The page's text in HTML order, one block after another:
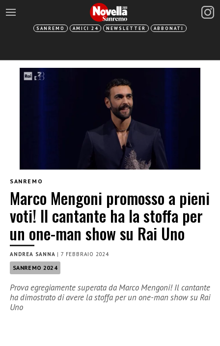
SANREMO AMICI 24 NEWSLETTER ABBONATI
SANREMO
Marco Mengoni promosso a pieni
voti! Il cantante ha la stoffa per
un one-man show su Rai Uno
ANDREA SANNA |7 FEBBRAIO 2024
SANREMO 2024
Prova egregiamente superata da Marco Mengoni! Il cantante
ha dimostrato di avere la stoffa per un one-man show su Rai
Uno